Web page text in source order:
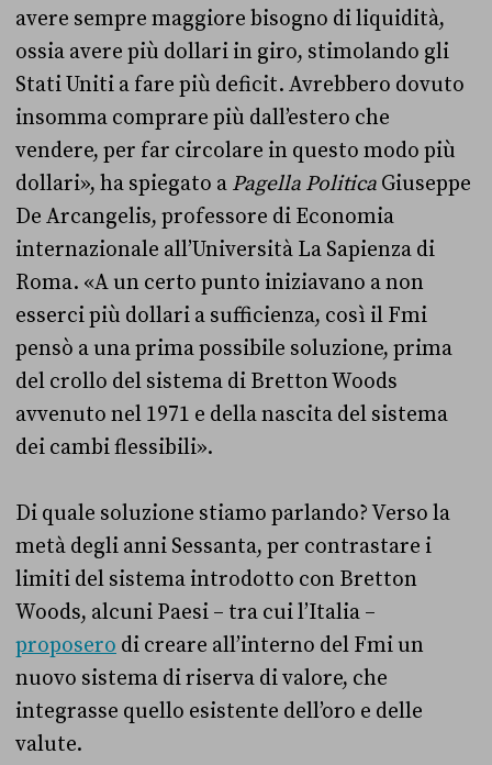
avere sempre maggiore bisogno di liquidità,
ossia avere più dollari in giro, stimolando gli
Stati Uniti a fare più deficit. Avrebbero dovuto
insomma comprare più dall’estero che
vendere, per far circolare in questo modo più
dollari», ha spiegato a Pagella Politica Giuseppe
De Arcangelis, professore di Economia
internazionale all’Università La Sapienza di
Roma. «A un certo punto iniziavano a non
esserci più dollari a sufficienza, così il Fmi
pensò a una prima possibile soluzione, prima
del crollo del sistema di Bretton Woods
avvenuto nel 1971 e della nascita del sistema
dei cambi flessibili».
Di quale soluzione stiamo parlando? Verso la
metà degli anni Sessanta, per contrastare i
limiti del sistema introdotto con Bretton
Woods, alcuni Paesi – tra cui l’Italia –
proposero di creare all’interno del Fmi un
nuovo sistema di riserva di valore, che
integrasse quello esistente dell’oro e delle
valute.